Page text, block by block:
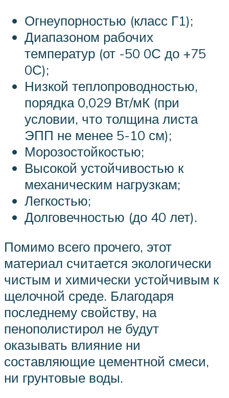
Огнеупорностью (класс Г1);
Диапазоном рабочих
температур (от -50 0С до +75
0С);
Низкой теплопроводностью,
порядка 0,029 Вт/мК (при
условии, что толщина листа
ЭПП не менее 5-10 см);
Морозостойкостью;
Высокой устойчивостью к
механическим нагрузкам;
Легкостью;
Долговечностью (до 40 лет).
Помимо всего прочего, этот
материал считается экологически
чистым и химически устойчивым к
щелочной среде. Благодаря
последнему свойству, на
пенополистирол не будут
оказывать влияние ни
составляющие цементной смеси,
ни грунтовые воды.